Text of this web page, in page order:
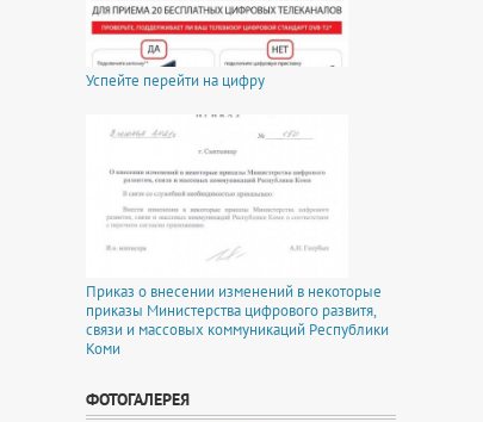
Успейте перейти на цифру
Приказ о внесении изменений в некоторые
приказы Министерства цифрового развитя,
связи и массовых коммуникаций Республики
Коми
ФОТОГАЛЕРЕЯ